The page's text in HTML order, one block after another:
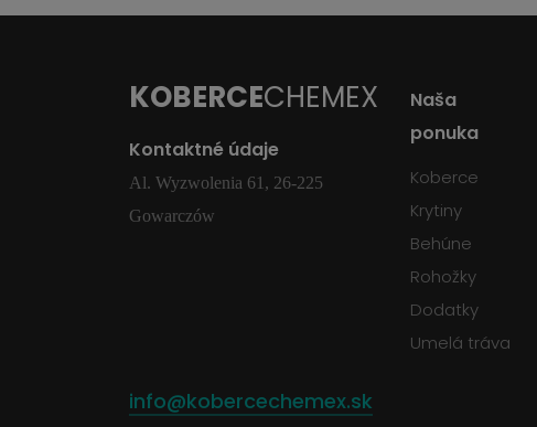
KOBERCECHEMEX
Kontaktné údaje
Al. Wyzwolenia 61, 26-225
Gowarczów
info@kobercechemex.sk
Naša
ponuka
Koberce
Krytiny
Behúne
Rohožky
Dodatky
Umelá tráva